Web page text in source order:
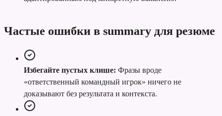
Частые ошибки в summary для резюме
Избегайте пустых клише: Фразы вроде
«ответственный командный игрок» ничего не
доказывают без результата и контекста.